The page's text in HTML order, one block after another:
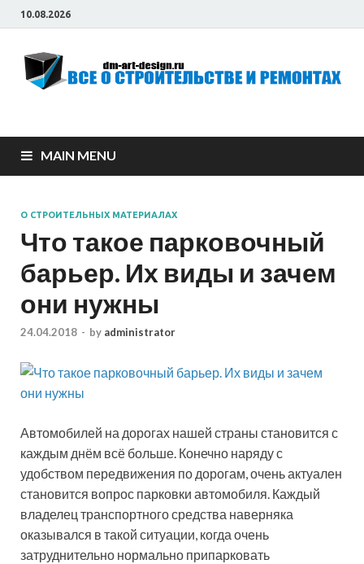
10.08.2026
Всё о строительстве
и ремонтах
MAIN MENU
О СТРОИТЕЛЬНЫХ МАТЕРИАЛАХ
Что такое парковочный
барьер. Их виды и зачем
они нужны
24.04.2018 - by administrator
Автомобилей на дорогах нашей страны становится с
каждым днём всё больше. Конечно наряду с
удобством передвижения по дорогам, очень актуален
становится вопрос парковки автомобиля. Каждый
владелец транспортного средства наверняка
оказывался в такой ситуации, когда очень
затруднительно нормально припарковать